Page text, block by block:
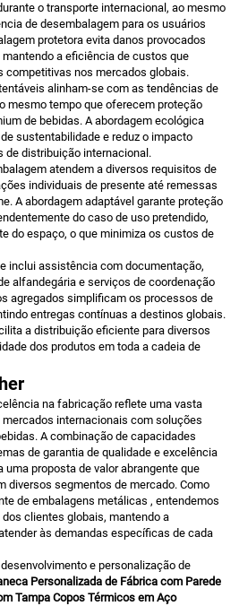
o transporte internacional, ao mesmo
de desembalagem para os usuários
protetora evita danos provocados
a eficiência de custos que
competitivas nos mercados globais.
alinham-se com as tendências de
mesmo tempo que oferecem proteção
de bebidas. A abordagem ecológica
sustentabilidade e reduz o impacto
de distribuição internacional.
atendem a diversos requisitos de
individuais de presente até remessas
A abordagem adaptável garante proteção
do caso de uso pretendido,
do espaço, o que minimiza os custos de
inclui assistência com documentação,
alfandegária e serviços de coordenação
agregados simplificam os processos de
entregas contínuas a destinos globais.
a distribuição eficiente para diversos
dos produtos em toda a cadeia de
na fabricação reflete uma vasta
internacionais com soluções
A combinação de capacidades
de garantia de qualidade e excelência
proposta de valor abrangente que
diversos segmentos de mercado. Como
de embalagens metálicas , entendemos
clientes globais, mantendo a
às demandas específicas de cada
e personalização de
Personalizada de Fábrica com Parede
Tampa Copos Térmicos em Aço